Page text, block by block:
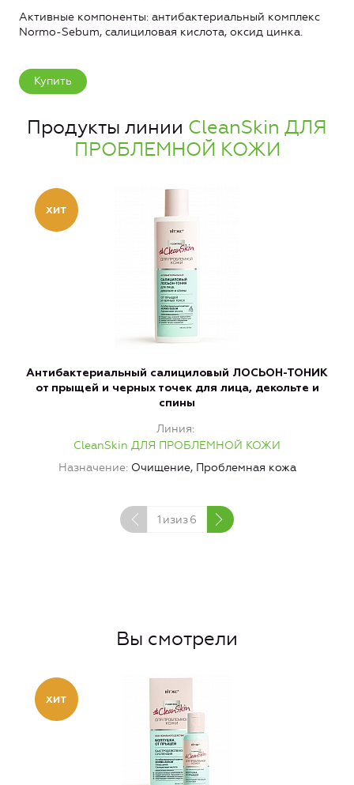
Активные компоненты: антибактериальный комплекс
Normo-Sebum, салициловая кислота, оксид цинка.
Купить
Продукты линии CleanSkin ДЛЯ
ПРОБЛЕМНОЙ КОЖИ
Антибактериальный салициловый ЛОСЬОН-ТОНИК
от прыщей и черных точек для лица, декольте и
спины
Линия
CleanSkin ДЛЯ ПРОБЛЕМНОЙ КОЖИ
Назначение Очищение, Проблемная кожа
1 изиз6
Вы смотрели